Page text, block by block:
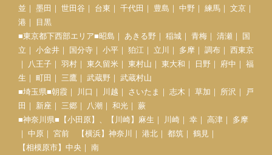
並｜ 墨田｜ 世田谷｜ 台東｜ 千代田｜ 豊島｜ 中野｜ 練馬｜ 文京｜
港｜ 目黒
■東京都下西部エリア■昭島｜ あきる野｜ 稲城｜ 青梅｜ 清瀬｜ 国
立｜ 小金井｜ 国分寺｜ 小平｜ 狛江｜ 立川｜ 多摩｜ 調布｜ 西東京
｜ 八王子｜ 羽村｜ 東久留米｜ 東村山｜ 東大和｜ 日野｜ 府中｜ 福
生｜ 町田｜ 三鷹｜ 武蔵野｜ 武蔵村山
■埼玉県■朝霞｜ 川口｜ 川越｜ さいたま｜ 志木｜ 草加｜ 所沢｜ 戸
田｜ 新座｜ 三郷｜ 八潮｜ 和光｜ 蕨
■神奈川県■【小田原】、【川崎】麻生｜ 川崎｜ 幸｜ 高津｜ 多摩
｜ 中原｜ 宮前 【横浜】神奈川｜ 港北｜ 都筑｜ 鶴見｜
【相模原市】中央｜ 南